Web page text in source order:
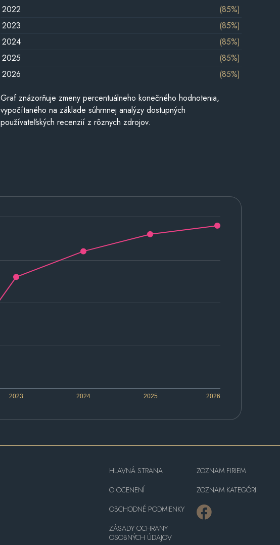
2022
(85%)
2023
(85%)
2024
(85%)
2025
(85%)
2026
(85%)
Graf znázorňuje zmeny percentuálneho konečného hodnotenia,
vypočítaného na základe súhrnnej analýzy dostupných
používateľských recenzií z rôznych zdrojov.
2023 2024 2025 2026
HLAVNÁ STRANA
O OCENENÍ
OBCHODNÉ PODMIENKY
ZÁSADY OCHRANY
OSOBNÝCH ÚDAJOV
ZOZNAM FIRIEM
ZOZNAM KATEGÓRII